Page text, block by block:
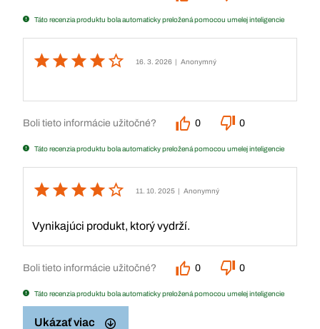
Táto recenzia produktu bola automaticky preložená pomocou umelej inteligencie
16. 3. 2026 | Anonymný
Boli tieto informácie užitočné? 0 0
Táto recenzia produktu bola automaticky preložená pomocou umelej inteligencie
11. 10. 2025 | Anonymný
Vynikajúci produkt, ktorý vydrží.
Boli tieto informácie užitočné? 0 0
Táto recenzia produktu bola automaticky preložená pomocou umelej inteligencie
Ukázať viac